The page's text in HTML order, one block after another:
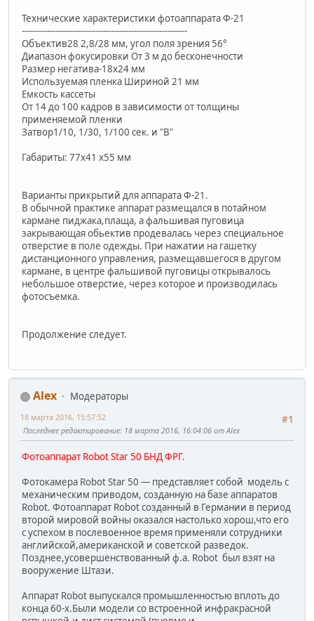
Технические характеристики фотоаппарата Ф-21
-----------------------------------------------------------
Объектив28 2,8/28 мм, угол поля зрения 56°
Диапазон фокусировки От 3 м до бесконечности
Размер негатива-18х24 мм
Используемая пленка Шириной 21 мм
Емкость кассеты
От 14 до 100 кадров в зависимости от толщины
применяемой пленки
Затвор1/10, 1/30, 1/100 сек. и "В"
Габариты: 77х41 х55 мм
Варианты прикрытий для аппарата Ф-21.
В обычной практике аппарат размещался в потайном
кармане пиджака,плаща, а фальшивая пуговица
закрывающая обьектив продевалась через специальное
отверстие в поле одежды. При нажатии на гашетку
дистанционного управления, размещавшегося в другом
кармане, в центре фальшивой пуговицы открывалось
небольшое отверстие, через которое и производилась
фотосъемка.
Продолжение следует.
Alex
Модераторы
#1
18 марта 2016, 15:57:52
Последнее редактирование: 18 марта 2016, 16:04:06 от Alex
Фотоаппарат Robot Star 50 БНД ФРГ.
Фотокамера Robot Star 50 — представляет собой модель с
механическим приводом, созданную на базе аппаратов
Robot. Фотоаппарат Robot созданный в Германии в период
второй мировой войны оказался настолько хорош,что его
с успехом в послевоенное время применяли сотрудники
английской,американской и советской разведок.
Позднее,усовершенствованный ф.а. Robot был взят на
вооружение Штази.
Аппарат Robot выпускался промышленностью вплоть до
конца 60-х.Были модели со встроенной инфракрасной